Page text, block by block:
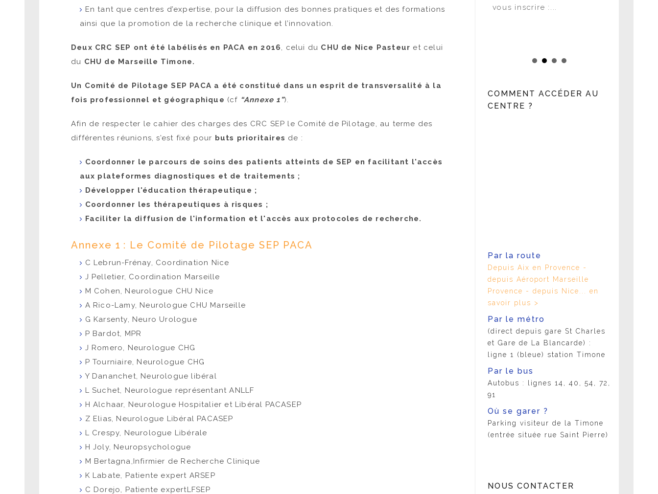
En tant que centres d’expertise, pour la diffusion des bonnes pratiques et des formations
ainsi que la promotion de la recherche clinique et l’innovation.
Deux CRC SEP ont été labélisés en PACA en 2016, celui du CHU de Nice Pasteur et celui
du CHU de Marseille Timone.
Un Comité de PilotageSEP PACA a été constitué dans un esprit de transversalité à la
fois professionnel et géographique (cf Annexe 1 ).
Afin de respecter le cahier des charges des CRC SEP le Comité de Pilotage, au terme des
différentes réunions, s’est fixé pour buts prioritaires de :
Coordonner le parcours de soins des patients atteints de SEP en facilitant l'accès
aux plateformes diagnostiques et de traitements ;
Développer l'éducation thérapeutique ;
Coordonner les thérapeutiques à risques ;
Faciliter la diffusion de l'information et l'accès aux protocoles de recherche.
Annexe 1 : Le Comité de Pilotage SEP PACA
C Lebrun-Frénay, Coordination Nice
J Pelletier, Coordination Marseille
M Cohen, Neurologue CHU Nice
A Rico-Lamy, Neurologue CHU Marseille
G Karsenty, Neuro Urologue
P Bardot, MPR
J Romero, Neurologue CHG
P Tourniaire, Neurologue CHG
Y Dananchet, Neurologue libéral
L Suchet, Neurologue représentant ANLLF
H Alchaar, Neurologue Hospitalier et Libéral PACASEP
Z Elias, Neurologue Libéral PACASEP
L Crespy, Neurologue Libérale
H Joly, Neuropsychologue
M Bertagna,Infirmier de Recherche Clinique
K Labate, Patiente expert ARSEP
C Dorejo, Patiente expertLFSEP
thématique :...
vous inscrire :...
COMMENT ACCÉDER AU
CENTRE ?
Par la route
Depuis Aix en Provence -
depuis Aéroport Marseille
Provence - depuis Nice... en
savoir plus >
Par le métro
(direct depuis gare St Charles
et Gare de La Blancarde) :
ligne 1 (bleue) station Timone
Par le bus
Autobus : lignes 14, 40, 54, 72,
91
Où se garer ?
Parking visiteur de la Timone
(entrée située rue Saint Pierre)
NOUS CONTACTER